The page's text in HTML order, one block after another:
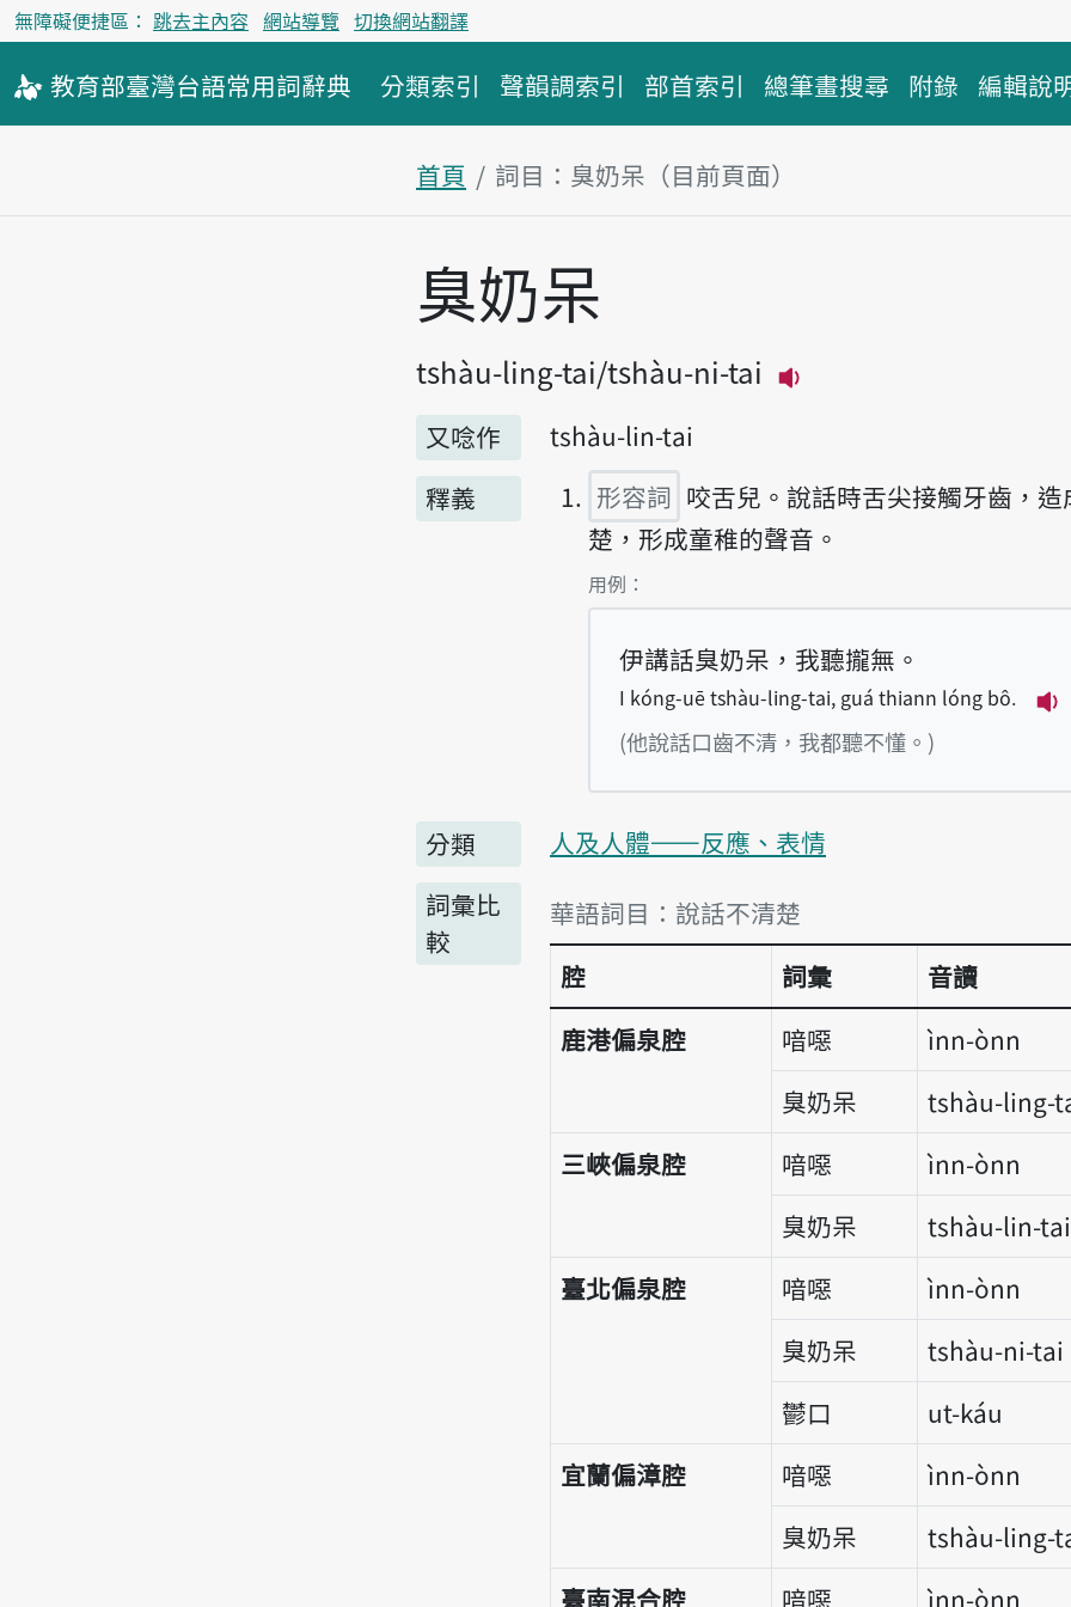
無障礙便捷區： 跳去主內容 網站導覽 切換網站翻譯
教育部臺灣台語常用詞辭典 分類索引 聲韻調索引 部首索引 總筆畫搜尋 附錄 編輯說
首頁 詞目：臭奶呆（目前頁面）
主內容區塊
臭奶呆
tshàu-ling-tai tshàu-ni-tai
又唸作
tshàu-lin-tai
釋義
形容詞 咬舌兒。說話時舌尖接觸牙齒，
楚，形成童稚的聲音。
第1項釋義的
用例：
伊講話臭奶呆，我聽攏無。
I kóng-uē tshàu-ling-tai, guá thiann lóng bô.
(他說話口齒不清，我都聽不懂。)
分類
人及人體——反應、表情
詞彙比
較
詞彙比較表
華語詞目：說話不清楚
腔
詞彙
音讀
鹿港偏泉腔
喑噁
ìnn-ònn
臭奶呆
tshàu-ling-
三峽偏泉腔
喑噁
ìnn-ònn
臭奶呆
tshàu-lin-tai
臺北偏泉腔
喑噁
ìnn-ònn
臭奶呆
tshàu-ni-tai
鬱口
ut-káu
宜蘭偏漳腔
喑噁
ìnn-ònn
臭奶呆
tshàu-ling-
臺南混合腔
喑噁 ìnn-ònn